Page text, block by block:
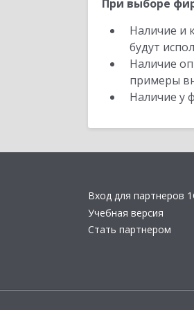
При выборе
Наличие и
будут
Наличие
примеры
Наличие у
Вход для партнеров
Учебная версия
Стать партнером